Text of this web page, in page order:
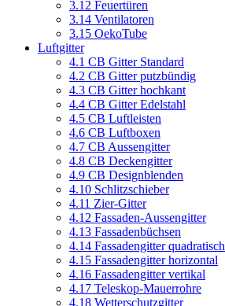
3.12 Feuertüren
3.14 Ventilatoren
3.15 OekoTube
Luftgitter
4.1 CB Gitter Standard
4.2 CB Gitter putzbündig
4.3 CB Gitter hochkant
4.4 CB Gitter Edelstahl
4.5 CB Luftleisten
4.6 CB Luftboxen
4.7 CB Aussengitter
4.8 CB Deckengitter
4.9 CB Designblenden
4.10 Schlitzschieber
4.11 Zier-Gitter
4.12 Fassaden-Aussengitter
4.13 Fassadenbüchsen
4.14 Fassadengitter quadratisch
4.15 Fassadengitter horizontal
4.16 Fassadengitter vertikal
4.17 Teleskop-Mauerrohre
4.18 Wetterschutzgitter